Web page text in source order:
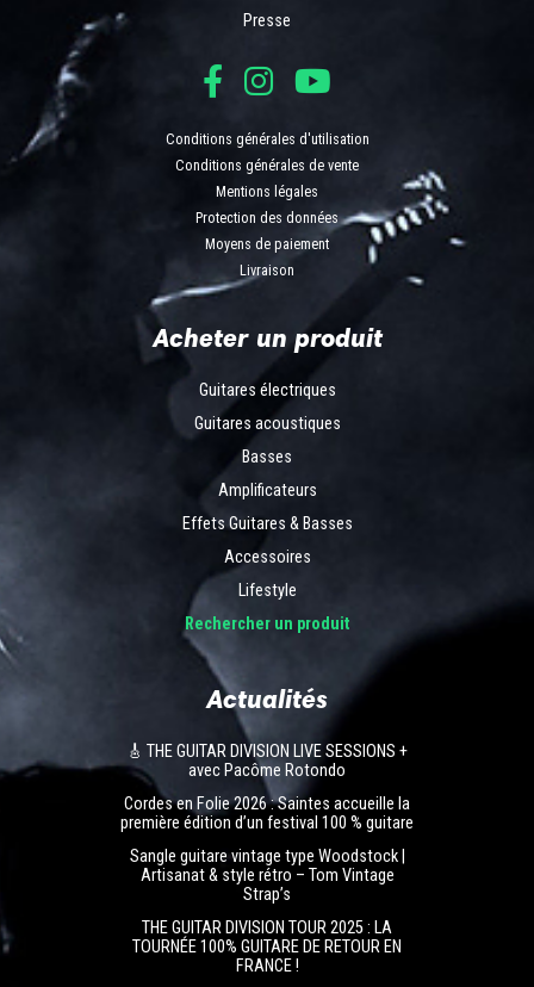
Presse
Conditions générales d'utilisation
Conditions générales de vente
Mentions légales
Protection des données
Moyens de paiement
Livraison
Acheter un produit
Guitares électriques
Guitares acoustiques
Basses
Amplificateurs
Effets Guitares & Basses
Accessoires
Lifestyle
Rechercher un produit
Actualités
🎸 THE GUITAR DIVISION LIVE SESSIONS +
avec Pacôme Rotondo
Cordes en Folie 2026 : Saintes accueille la
première édition d’un festival 100 % guitare
Sangle guitare vintage type Woodstock |
Artisanat & style rétro – Tom Vintage
Strap’s
THE GUITAR DIVISION TOUR 2025 : LA
TOURNÉE 100% GUITARE DE RETOUR EN
FRANCE !